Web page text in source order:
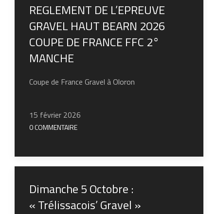
REGLEMENT DE L’EPREUVE
GRAVEL HAUT BEARN 2026
COUPE DE FRANCE FFC 2°
MANCHE
Coupe de France Gravel à Oloron
15 février 2026
0 COMMENTAIRE
Dimanche 5 Octobre :
« Trélissacois’ Gravel »